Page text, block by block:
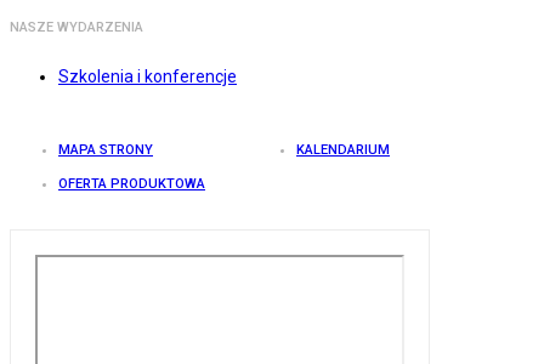
NASZE WYDARZENIA
Szkolenia i konferencje
MAPA STRONY KALENDARIUM
OFERTA PRODUKTOWA